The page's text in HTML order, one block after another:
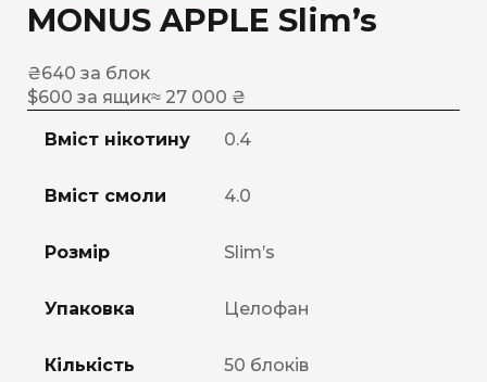
MONUS APPLE Slim’s
₴640 за блок
$600 за ящик≈ 27 000 ₴
Вміст нікотину 0.4
Вміст смоли 4.0
Розмір Slim’s
Упаковка Целофан
Кількість 50 блоків